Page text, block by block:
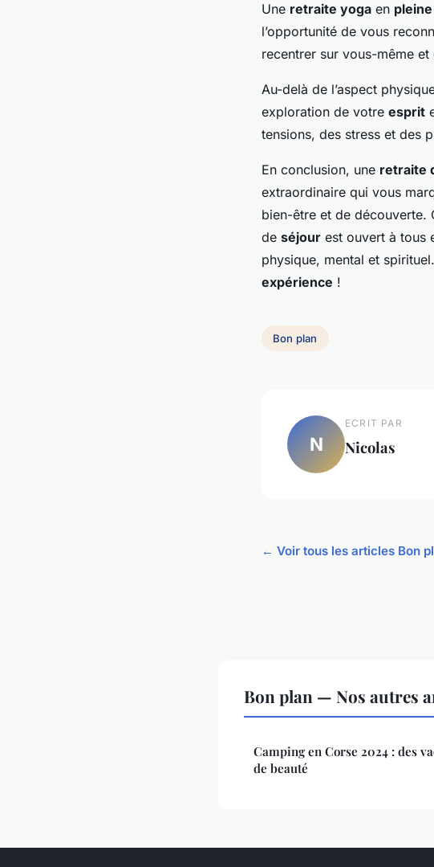
Une retraite yoga en
l’opportunité de vous
recentrer sur vous-même
Au-delà de l’aspect
exploration de votre esprit
tensions, des stress et des
En conclusion, une retraite
extraordinaire qui vous
bien-être et de découverte.
de séjour est ouvert à tous
physique, mental et
expérience !
Bon plan
N
ECRIT PAR
Nicolas
← Voir tous les articles Bon
Bon plan — Nos autres
Camping en Corse 2024 : des
de beauté